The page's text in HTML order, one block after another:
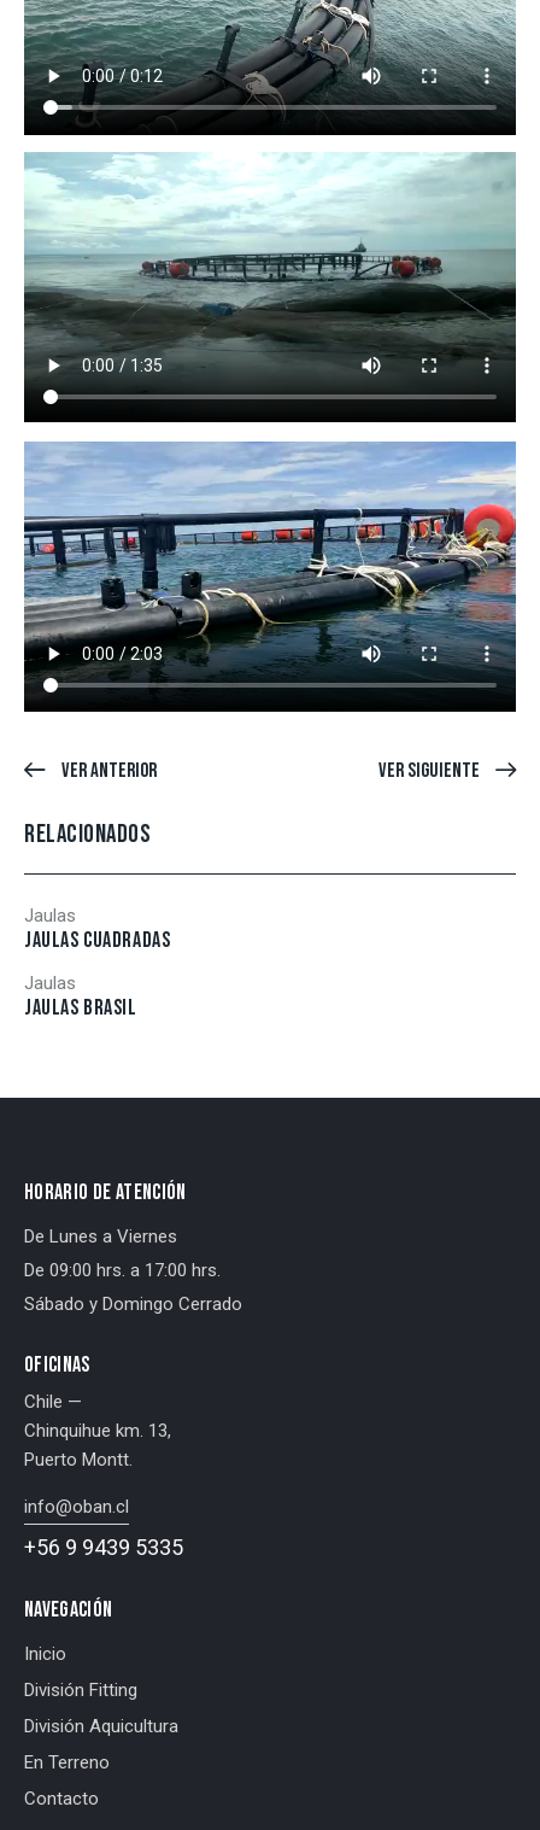
Ver Anterior Ver Siguiente
RELACIONADOS
Jaulas
JAULAS CUADRADAS
Jaulas
JAULAS BRASIL
HORARIO DE ATENCIÓN
De Lunes a Viernes
De 09:00 hrs. a 17:00 hrs.
Sábado y Domingo Cerrado
OFICINAS
Chile —
Chinquihue km. 13,
Puerto Montt.
info@oban.cl
+56 9 9439 5335
NAVEGACIÓN
Inicio
División Fitting
División Aquicultura
En Terreno
Contacto